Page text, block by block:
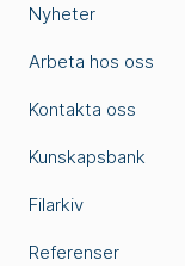
Nyheter
Arbeta hos oss
Kontakta oss
Kunskapsbank
Filarkiv
Referenser